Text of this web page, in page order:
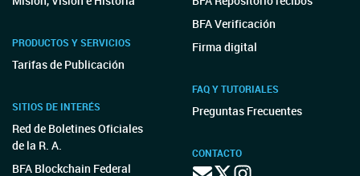
PRODUCTOS Y SERVICIOS
Tarifas de Publicación
SITIOS DE INTERÉS
Red de Boletines Oficiales
de la R. A.
BFA Blockchain Federal
BFA Verificación
Firma digital
FAQ Y TUTORIALES
Preguntas Frecuentes
CONTACTO